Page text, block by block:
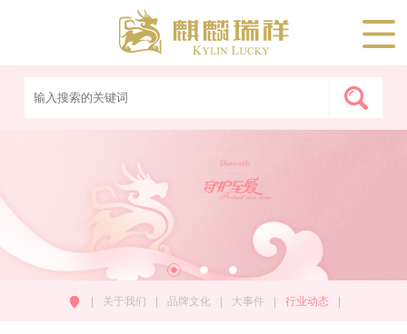
| 关于我们 | 品牌文化 | 大事件 | 行业动态 |